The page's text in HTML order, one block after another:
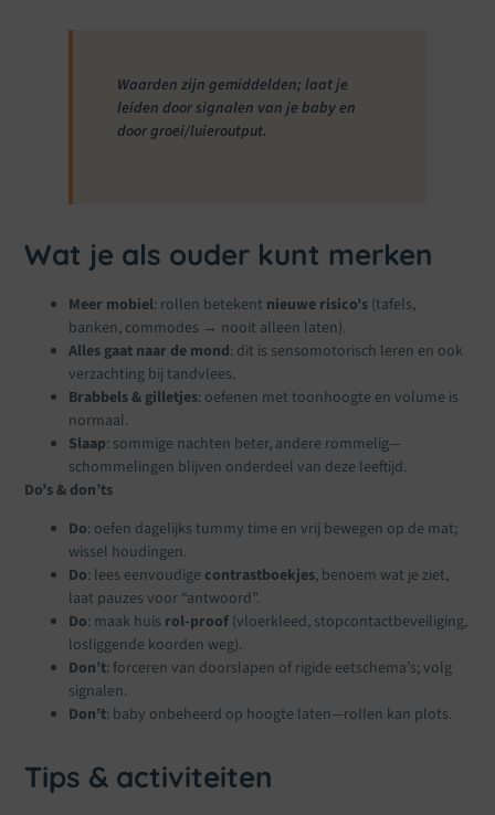
Waarden zijn gemiddelden; laat je
leiden door signalen van je baby en
door groei/luieroutput.
Wat je als ouder kunt merken
Meer mobiel: rollen betekent nieuwe risico’s (tafels,
banken, commodes → nooit alleen laten).
Alles gaat naar de mond: dit is sensomotorisch leren en ook
verzachting bij tandvlees.
Brabbels & gilletjes: oefenen met toonhoogte en volume is
normaal.
Slaap: sommige nachten beter, andere rommelig—
schommelingen blijven onderdeel van deze leeftijd.
Do’s & don’ts
Do: oefen dagelijks tummy time en vrij bewegen op de mat;
wissel houdingen.
Do: lees eenvoudige contrastboekjes, benoem wat je ziet,
laat pauzes voor “antwoord”.
Do: maak huis rol-proof (vloerkleed, stopcontactbeveiliging,
losliggende koorden weg).
Don’t: forceren van doorslapen of rigide eetschema’s; volg
signalen.
Don’t: baby onbeheerd op hoogte laten—rollen kan plots.
Tips & activiteiten